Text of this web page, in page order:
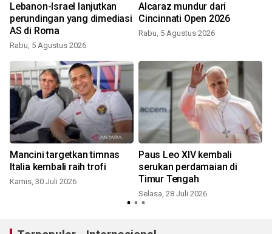
Lebanon-Israel lanjutkan
perundingan yang dimediasi
AS di Roma
Rabu, 5 Agustus 2026
Alcaraz mundur dari
Cincinnati Open 2026
Rabu, 5 Agustus 2026
Mancini targetkan timnas
Italia kembali raih trofi
Kamis, 30 Juli 2026
Paus Leo XIV kembali
serukan perdamaian di
Timur Tengah
Selasa, 28 Juli 2026